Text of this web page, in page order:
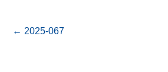
← 2025-067